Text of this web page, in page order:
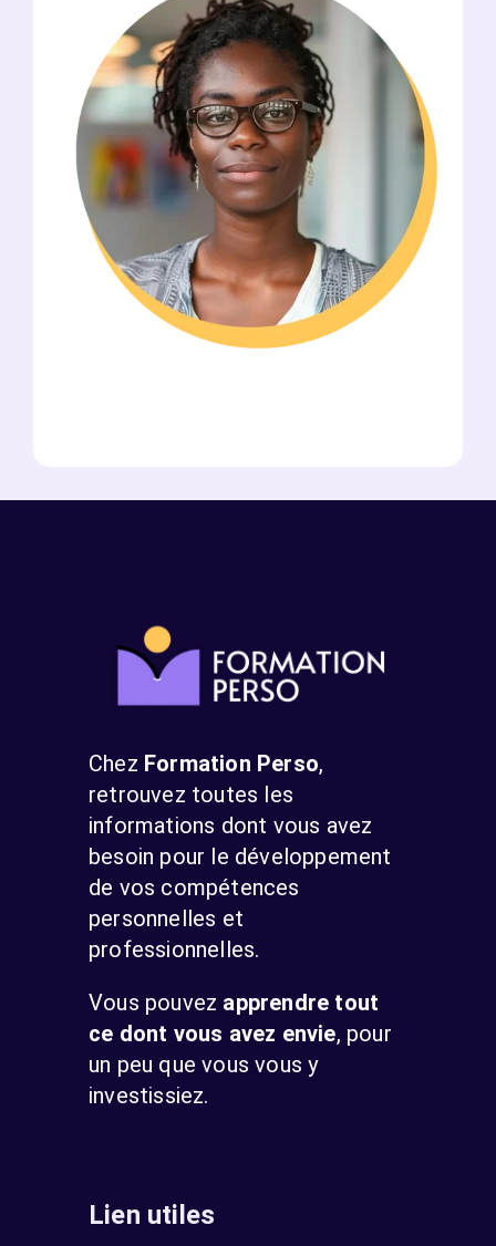
Chez Formation Perso,
retrouvez toutes les
informations dont vous avez
besoin pour le développement
de vos compétences
personnelles et
professionnelles.
Vous pouvez apprendre tout
ce dont vous avez envie, pour
un peu que vous vous y
investissiez.
Lien utiles